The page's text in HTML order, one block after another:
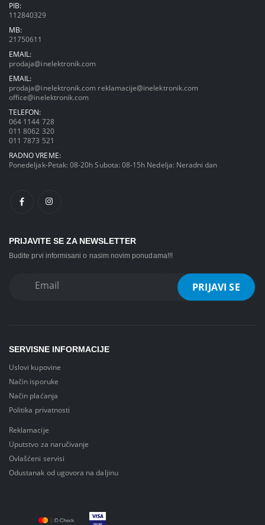
PIB:
112840329
MB:
21750611
EMAIL:
prodaja@inelektronik.com
EMAIL:
prodaja@inelektronik.com reklamacije@inelektronik.com
office@inelektronik.com
TELEFON:
064 1144 728
011 8062 320
011 7873 521
RADNO VREME:
Ponedeljak-Petak: 08-20h Subota: 08-15h Nedelja: Neradni dan
PRIJAVITE SE ZA NEWSLETTER
Budite prvi informisani o nasim novim ponudama!!!
SERVISNE INFORMACIJE
Uslovi kupovine
Način isporuke
Način plaćanja
Politika privatnosti
Reklamacije
Uputstvo za naručivanje
Ovlašćeni servisi
Odustanak od ugovora na daljinu